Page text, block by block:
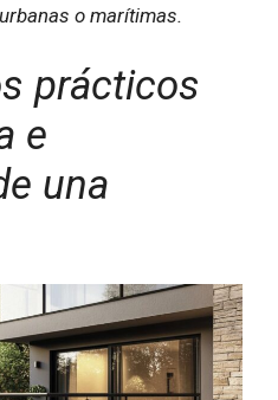
o marítimas.
prácticos
e
una